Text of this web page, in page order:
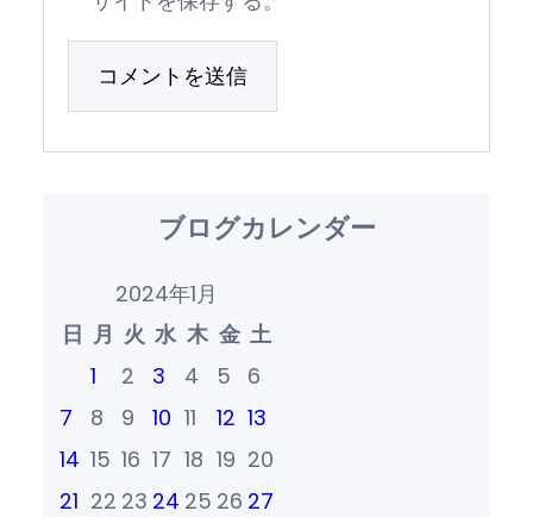
ブログカレンダー
2024年1月
日 月 火 水 木 金 土
1
2 3 4 5
6
7
8 9 10 11 12 13
14 15 16 17 18 19 20
21 22 23 24 25 26 27